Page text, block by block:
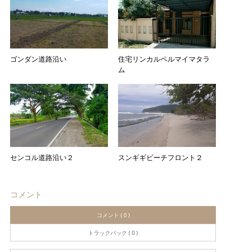
ゴンダン道路沿い
住宅リンカルペルマイマタラ
ム
センコル道路沿い２ スンギギビーチフロント２
コメント
コメント ( 0 )
トラックバック ( 0 )